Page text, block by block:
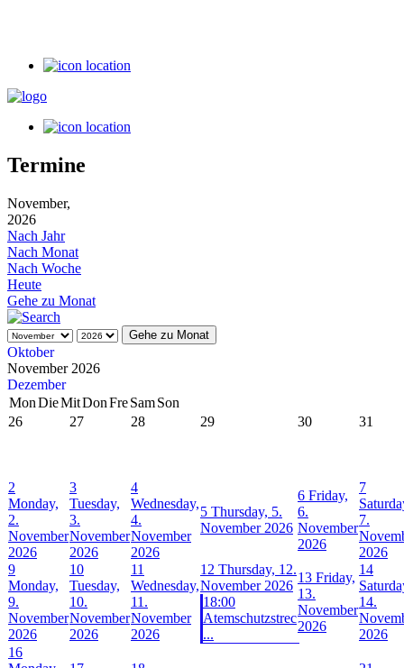
Termine
November,
2026
Nach Jahr
Nach Monat
Nach Woche
Heute
Gehe zu Monat
Gehe zu Monat
Oktober
November 2026
Dezember
MonDieMitDonFreSamSon
26
27 28 29 30 31
2
Monday,
2.
November
2026
3
Tuesday,
3.
November
2026
4
Wednesday,
4.
November
2026
5 Thursday, 5.
November 2026
6 Friday,
6.
November
2026
7
7.
2026
9
Monday,
9.
November
2026
10
Tuesday,
10.
November
2026
11
Wednesday,
11.
November
2026
12 Thursday, 12.
November 2026
18:00
Atemschutzstrec
...
13 Friday,
13.
November
2026
14
14.
2026
16